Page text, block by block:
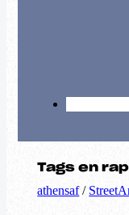
Tags en
athensaf/